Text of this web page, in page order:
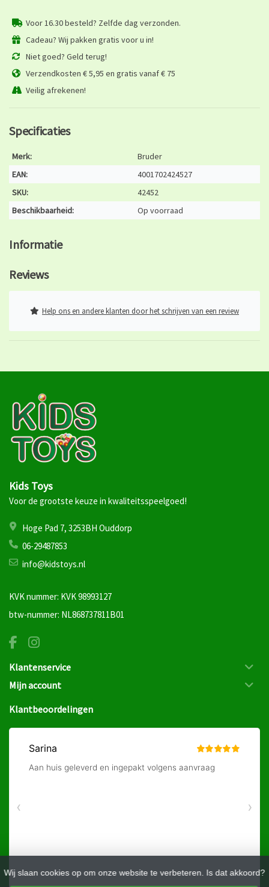
Wij slaan cookies op om onze website te verbeteren. Is dat akkoord?
Voor 16.30 besteld? Zelfde dag verzonden.
Cadeau? Wij pakken gratis voor u in!
Niet goed? Geld terug!
Verzendkosten € 5,95 en gratis vanaf € 75
Veilig afrekenen!
Specificaties
Merk:
Bruder
EAN:
4001702424527
SKU:
42452
Beschikbaarheid:
Op voorraad
Informatie
Reviews
Help ons en andere klanten door het schrijven van een review
Kids Toys
Voor de grootste keuze in kwaliteitsspeelgoed!
Hoge Pad 7, 3253BH Ouddorp
06-29487853
info@kidstoys.nl
KVK nummer: KVK 98993127
btw-nummer: NL868737811B01
Klantenservice
Mijn account
Klantbeoordelingen